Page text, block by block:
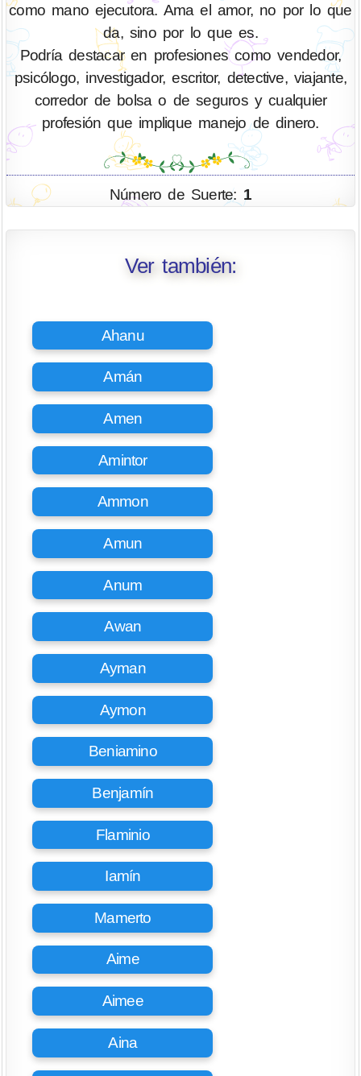
como mano ejecutora. Ama el amor, no por lo que
da, sino por lo que es.
Podría destacar en profesiones como vendedor,
psicólogo, investigador, escritor, detective, viajante,
corredor de bolsa o de seguros y cualquier
profesión que implique manejo de dinero.
Número de Suerte: 1
Ver también:
Ahanu
Amán
Amen
Amintor
Ammon
Amun
Anum
Awan
Ayman
Aymon
Beniamino
Benjamín
Flaminio
Iamín
Mamerto
Aime
Aimee
Aina